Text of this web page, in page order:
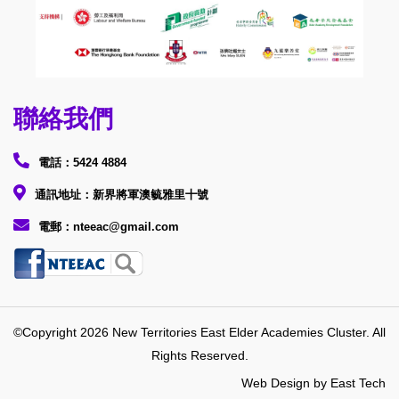
聯絡我們
電話：5424 4884
通訊地址：新界將軍澳毓雅里十號
電郵：nteeac@gmail.com
©Copyright 2026 New Territories East Elder Academies Cluster. All
Rights Reserved.
Web Design by East Tech